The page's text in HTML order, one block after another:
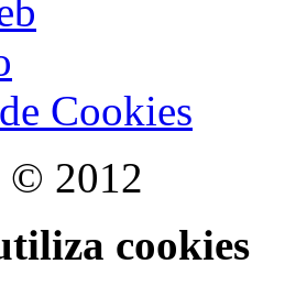
Cookies
2012
cookies